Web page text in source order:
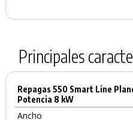
Principales
Repagas 550 Smart Line
Potencia 8 kW
Ancho